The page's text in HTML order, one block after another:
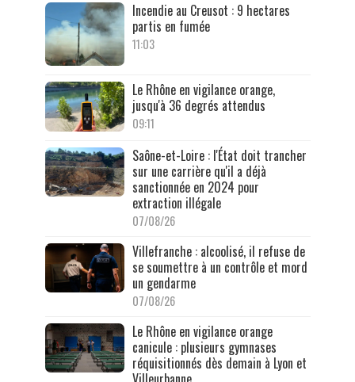
Incendie au Creusot : 9 hectares
partis en fumée
11:03
Le Rhône en vigilance orange,
jusqu'à 36 degrés attendus
09:11
Saône-et-Loire : l'État doit trancher
sur une carrière qu'il a déjà
sanctionnée en 2024 pour
extraction illégale
07/08/26
Villefranche : alcoolisé, il refuse de
se soumettre à un contrôle et mord
un gendarme
07/08/26
Le Rhône en vigilance orange
canicule : plusieurs gymnases
réquisitionnés dès demain à Lyon et